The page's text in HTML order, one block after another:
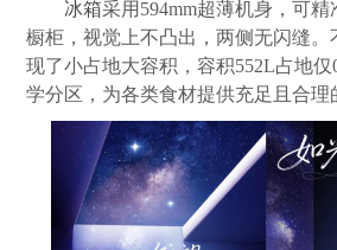
冰箱采用594mm超薄机身，可精
橱柜，视觉上不凸出，两侧无闪缝
现了小占地大容积，容积552L占地
学分区，为各类食材提供充足且合理